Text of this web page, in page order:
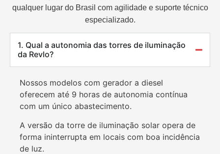
qualquer lugar do Brasil com agilidade e suporte técnico
especializado.
1. Qual a autonomia das torres de iluminação
da Revlo?
Nossos modelos com gerador a diesel
oferecem até 9 horas de autonomia contínua
com um único abastecimento.
A versão da torre de iluminação solar opera de
forma ininterrupta em locais com boa incidência
de luz.